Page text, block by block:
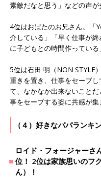
素敵だなと思う」などの声が
4位はおばたのお兄さん。「
介している」「早く仕事が
に子どもとの時間作っている
5位は石田 明（NON STYLE
重きを置き、仕事をセーブ
て、なかなか出来ないこと
事をセーブする姿に共感が集
（４）好きなパパランキ
ロイド・フォージャーさ
位！ 2位は家族思いのフ
ん）！